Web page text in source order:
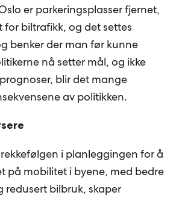
er parkeringsplasser fjernet,
for biltrafikk, og det settes
benker der man før kunne
nå setter mål, og ikke
blir det mange
av politikken.
i planleggingen for å
på mobilitet i byene, med bedre
redusert bilbruk, skaper